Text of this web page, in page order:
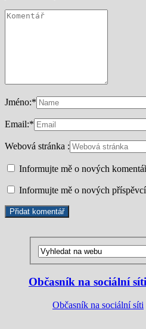
Jméno:*
Email:*
Webová stránka :
Informujte mě o nových
Informujte mě o nových
Občasník na sociální síti
Občasník na sociální síti